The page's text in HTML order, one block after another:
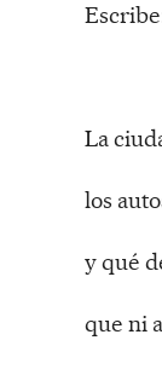
La
los
y qué
que ni